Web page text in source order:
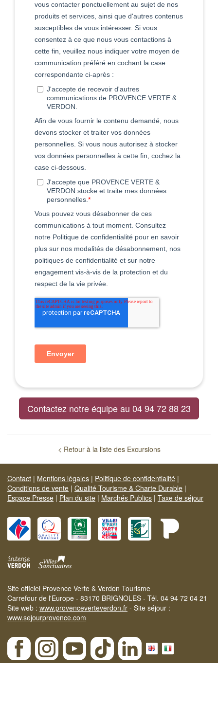
Contactez notre équipe au 04 94 72 88 23
< Retour à la liste des Excursions
Contact | Mentions légales | Politique de confidentialité |
Conditions de vente | Qualité Tourisme & Charte Durable |
Espace Presse | Plan du site | Marchés Publics | Taxe de séjour
Site officiel Provence Verte & Verdon Tourisme
Carrefour de l'Europe - 83170 BRIGNOLES - Tél. 04 94 72 04 21
Site web : www.provenceverteverdon.fr - Site séjour :
www.sejourprovence.com